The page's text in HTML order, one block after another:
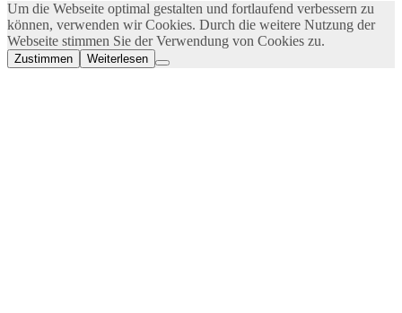
Um die Webseite optimal gestalten und fortlaufend verbessern zu
können, verwenden wir Cookies. Durch die weitere Nutzung der
Webseite stimmen Sie der Verwendung von Cookies zu.
Zustimmen Weiterlesen